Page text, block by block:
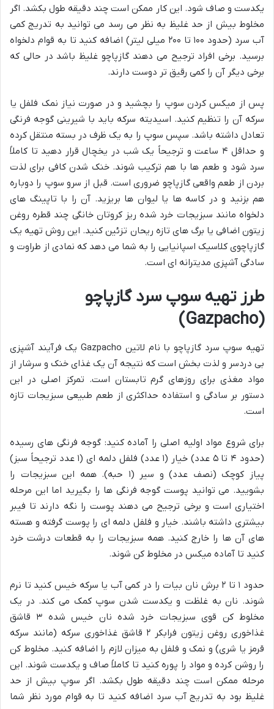
یکدست و صاف شود. این کار ممکن است چند دقیقه طول بکشد. اگر
مخلوط بیش از حد غلیظ به نظر می رسد می توانید به تدریج کمی
آب سرد (حدود ۱۰۰ تا ۲۰۰ میلی لیتر) اضافه کنید تا به قوام دلخواه
برسید. برخی افراد ترجیح می دهند گازپاچو غلیظ باشد در حالی که
برخی دیگر آن را کمی رقیق تر دوست دارند.
پس از میکس کردن سوپ را بچشید و در صورت نیاز نمک فلفل یا
سرکه آن را تنظیم کنید. اسیدیته سرکه باید با شیرینی گوجه فرنگی
تعادل داشته باشد. سپس سوپ را به یک ظرف در بسته منتقل کرده
و حداقل ۴ ساعت و ترجیحاً یک شب در یخچال قرار دهید تا کاملاً
سرد شود و طعم ها با هم ترکیب شوند. خنک شدن کافی برای لذت
بردن از طعم واقعی گازپاچو ضروری است. قبل از سرو سوپ را دوباره
هم بزنید و در کاسه ها یا لیوان ها بریزید. آن را با تاپینگ های
دلخواه مانند سبزیجات خرد شده ریز کروتان خانگی چند قطره روغن
زیتون اضافی یا برگ های تازه ریحان تزئین کنید. این روش تهیه یک
گازپاچوی کلاسیک اسپانیایی را به شما می دهد که نمادی از طراوت و
سادگی آشپزی مدیترانه ای است.
طرز تهیه سوپ سرد گازپاچو
(Gazpacho)
تهیه سوپ سرد گازپاچو با نام لاتین Gazpacho یک فرآیند آشپزی
بی دردسر و لذت بخش است که نتیجه آن یک غذای خنک و سرشار از
مواد مغذی برای روزهای گرم تابستان است. تمرکز اصلی در این
دستور بر سادگی و استفاده حداکثری از طعم طبیعی سبزیجات تازه
است.
برای شروع مواد اولیه اصلی را آماده کنید: گوجه فرنگی های رسیده
(حدود ۴ تا ۵ عدد) خیار (۱ عدد) فلفل دلمه ای (۱ عدد ترجیحاً سبز)
پیاز کوچک (نصف عدد) و سیر (۱ حبه). همه این سبزیجات را
بشویید. می توانید پوست گوجه فرنگی ها را بگیرید اما این مرحله
اختیاری است و برخی ترجیح می دهند پوست را نگه دارند تا فیبر
بیشتری داشته باشند. خیار و فلفل دلمه ای را پوست گرفته و هسته
های آن ها را خارج کنید. همه سبزیجات را به قطعات درشت خرد
کنید تا آماده میکس در مخلوط کن شوند.
حدود ۱ تا ۲ برش نان بیات را در کمی آب یا سرکه خیس کنید تا نرم
شوند. نان به غلظت و یکدست شدن سوپ کمک می کند. در یک
مخلوط کن قوی سبزیجات خرد شده نان خیس شده ۳ قاشق
غذاخوری روغن زیتون فرابکر ۲ قاشق غذاخوری سرکه (مانند سرکه
قرمز یا شری) و نمک و فلفل به میزان لازم را اضافه کنید. مخلوط کن
را روشن کرده و مواد را پوره کنید تا کاملاً صاف و یکدست شوند. این
مرحله ممکن است چند دقیقه طول بکشد. اگر سوپ بیش از حد
غلیظ بود به تدریج آب سرد اضافه کنید تا به قوام مورد نظر شما